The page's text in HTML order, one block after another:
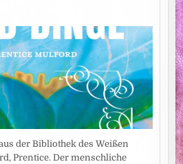
der Bibliothek des Weißen
Prentice. Der menschliche